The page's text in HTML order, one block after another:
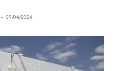
- 09/04/2024